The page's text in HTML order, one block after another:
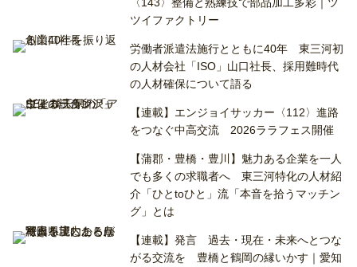
ツイファクトリー
労働者派遣法施行とともに40年 東三河初
の人材会社「ISO」山口社長、採用難時代
の人材確保について語る
【連載】エンジョイサッカー〈112〉進路
をつなぐ中高交流 2026ララフェス開催
【蒲郡・豊橋・豊川】魅力ある企業を一人
でも多くの求職者へ 東三河特化の人材紹
介「ひとtoひと」流「本音を拾うマッチン
グ」とは
【連載】発言 過去・現在・未来へとつな
がる交流を 豊橋と鶴岡の縁いかす｜愛知